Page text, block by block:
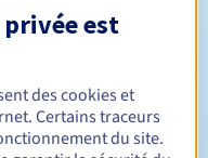
Entre 1 et 10 ans
Entre 1 et 10 ans
est
des cookies et
Certains traceurs
du site.